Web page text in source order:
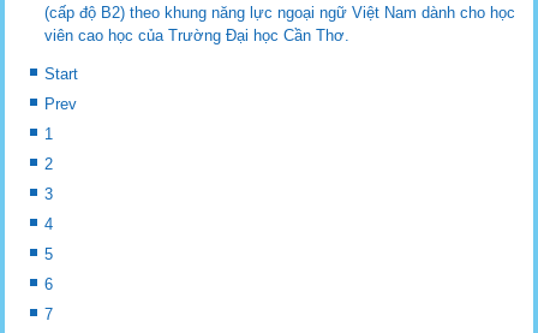
(cấp độ B2) theo khung năng lực ngoại ngữ Việt Nam dành cho học
viên cao học của Trường Đại học Cần Thơ.
Start
Prev
1
2
3
4
5
6
7